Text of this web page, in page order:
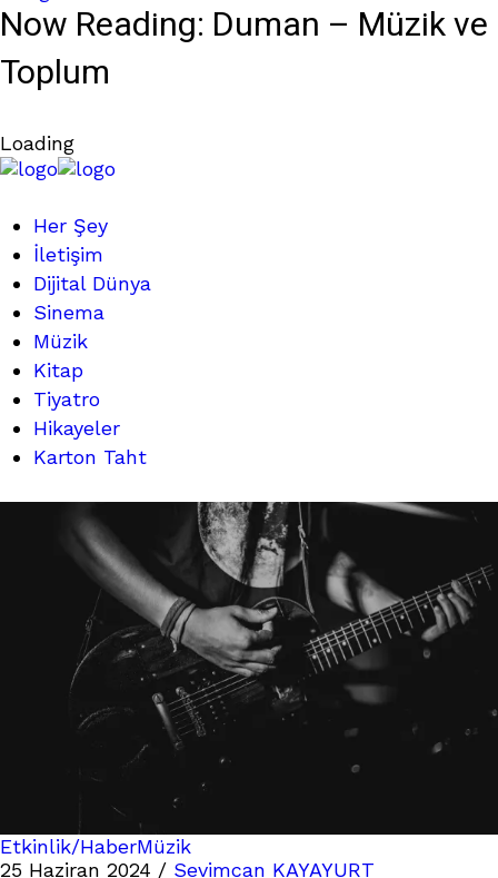
Now Reading: Duman – Müzik ve
Toplum
Loading
Her Şey
İletişim
Dijital Dünya
Sinema
Müzik
Kitap
Tiyatro
Hikayeler
Karton Taht
Etkinlik/HaberMüzik
25 Haziran 2024 / Sevimcan KAYAYURT